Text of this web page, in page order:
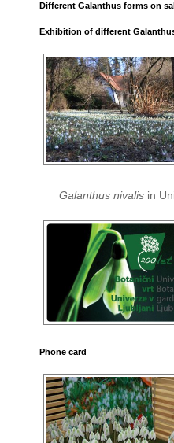
Different Galanthus forms on
Exhibition of different
Galanthus nivalis in
Phone card